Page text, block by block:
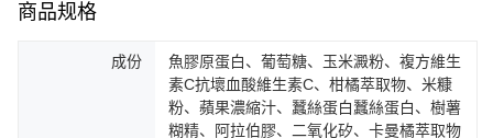
商品规格
成份
魚膠原蛋白、葡萄糖、玉米澱粉、複方維生
素C抗壞血酸維生素C、柑橘萃取物、米糠
粉、蘋果濃縮汁、蠶絲蛋白蠶絲蛋白、樹薯
糊精、阿拉伯膠、二氧化矽、卡曼橘萃取物